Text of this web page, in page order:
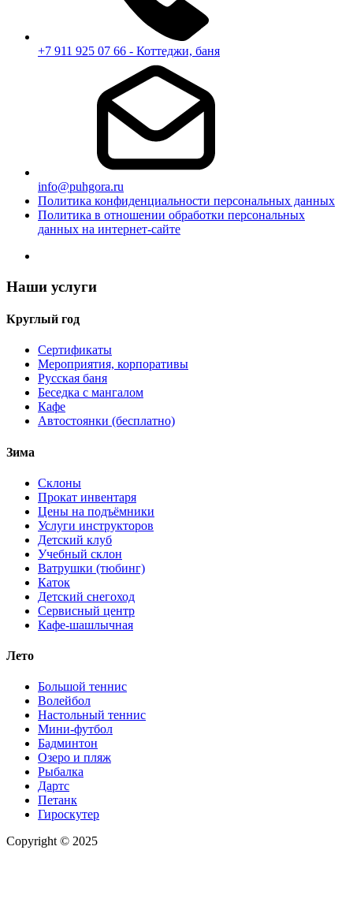
+7 911 925 07 66 - Коттеджи, баня
info@puhgora.ru
Политика конфиденциальности персональных данных
Политика в отношении обработки персональных
данных на интернет-сайте
Наши услуги
Круглый год
Сертификаты
Мероприятия, корпоративы
Русская баня
Беседка с мангалом
Кафе
Автостоянки (бесплатно)
Зима
Склоны
Прокат инвентаря
Цены на подъёмники
Услуги инструкторов
Детский клуб
Учебный склон
Ватрушки (тюбинг)
Каток
Детский снегоход
Сервисный центр
Кафе-шашлычная
Лето
Большой теннис
Волейбол
Настольный теннис
Мини-футбол
Бадминтон
Озеро и пляж
Рыбалка
Дартс
Петанк
Гироскутер
Copyright © 2025